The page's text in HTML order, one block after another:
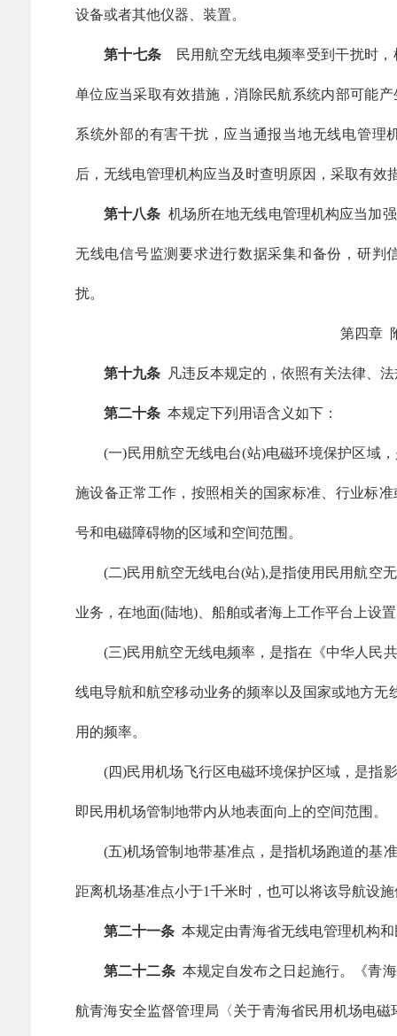
设备或者其他仪器、装置。
第十七条 民用航空无线电频率受到干扰时，
单位应当采取有效措施，消除民航系统内部可能
系统外部的有害干扰，应当通报当地无线电管理
后，无线电管理机构应当及时查明原因，采取有效
第十八条 机场所在地无线电管理机构应当加
无线电信号监测要求进行数据采集和备份，研判
扰。
第四
第十九条 凡违反本规定的，依照有关法律、
第二十条 本规定下列用语含义如下：
(一)民用航空无线电台(站)电磁环境保护区域
施设备正常工作，按照相关的国家标准、行业标
号和电磁障碍物的区域和空间范围。
(二)民用航空无线电台(站),是指使用民用航空
业务，在地面(陆地)、船舶或者海上工作平台上设
(三)民用航空无线电频率，是指在《中华人民
线电导航和航空移动业务的频率以及国家或地方
用的频率。
(四)民用机场飞行区电磁环境保护区域，是指
即民用机场管制地带内从地表面向上的空间范围。
(五)机场管制地带基准点，是指机场跑道的基
距离机场基准点小于1千米时，也可以将该导航设
第二十一条 本规定由青海省无线电管理机构
第二十二条本规定自发布之日起施行。《青
航青海安全监督管理局〈关于青海省民用机场电